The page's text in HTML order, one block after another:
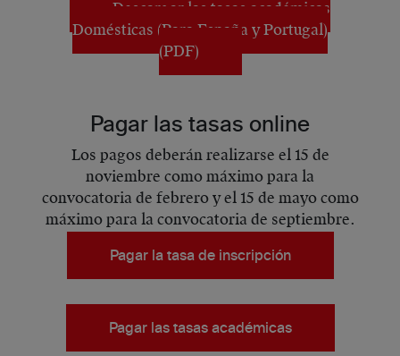
Descargar las tasas académicas
Domésticas (Para España y Portugal)
(PDF)
Pagar las tasas online
Los pagos deberán realizarse el 15 de
noviembre como máximo para la
convocatoria de febrero y el 15 de mayo como
máximo para la convocatoria de septiembre.
Pagar la tasa de inscripción
Pagar las tasas académicas